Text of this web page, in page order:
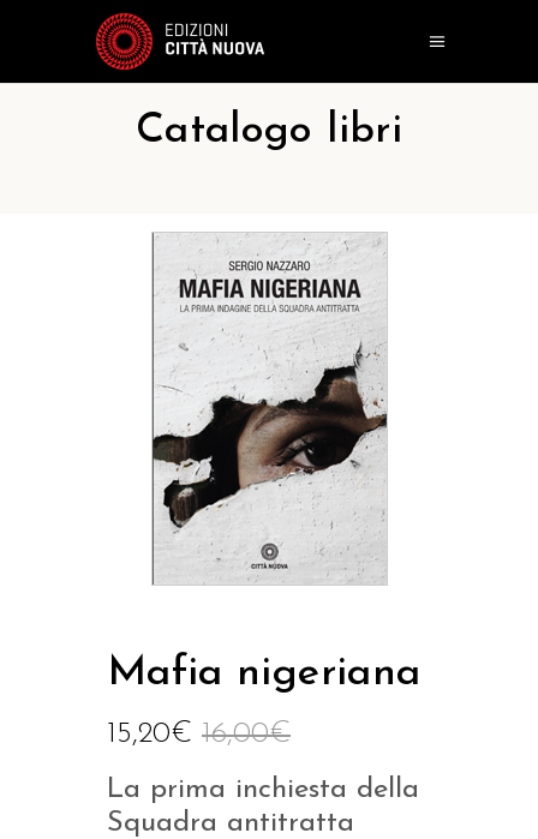
Catalogo libri
Mafia nigeriana
16,00€
15,20€
La prima inchiesta della
Squadra antitratta